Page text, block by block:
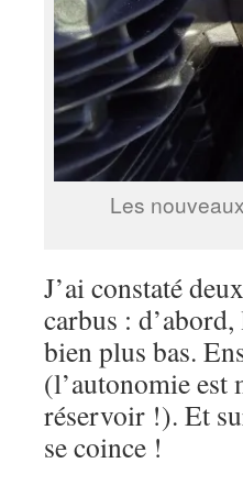
Les
J’ai constaté
carbus :
bien plus bas.
(l’autonomie
réservoir !). Et
se coince !